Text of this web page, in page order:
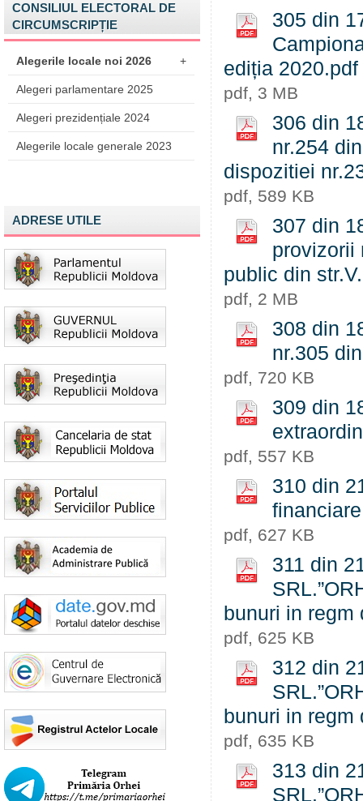
CONSILIUL ELECTORAL DE
CIRCUMSCRIPȚIE
Alegerile locale noi 2026 +
Alegeri parlamentare 2025
Alegeri prezidențiale 2024
Alegerile locale generale 2023
ADRESE UTILE
305 din
ediția 2020.pdf
pdf, 3 MB
306 din
nr.254
dispozitiei
pdf, 589 KB
307 din
provizorii
public din
pdf, 2 MB
308 din
nr.305
pdf, 720 KB
309 din
pdf, 557 KB
310 din
pdf, 627 KB
311 din
bunuri in regm
pdf, 625 KB
312 din
bunuri in regm
pdf, 635 KB
313 din